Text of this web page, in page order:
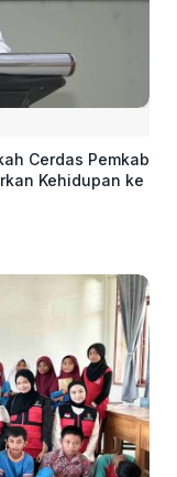
Cerdas Pemkab
Kehidupan ke